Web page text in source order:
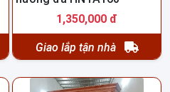
1,350,000 đ
Giao lắp tận nhà